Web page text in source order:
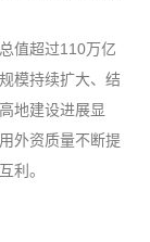
值超过110万亿
模持续扩大、结
地建设进展显
外资质量不断提
利。